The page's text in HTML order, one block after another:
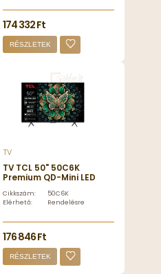
174 332 Ft
RÉSZLETEK
TV
TV TCL 50" 50C6K
Premium QD-Mini LED
Cikkszám:
50C6K
Elérhető:
Rendelésre
176 846 Ft
RÉSZLETEK